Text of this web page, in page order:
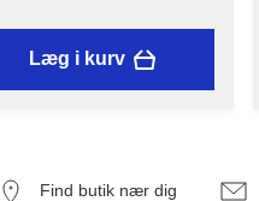
Læg i kurv
Find butik nær dig